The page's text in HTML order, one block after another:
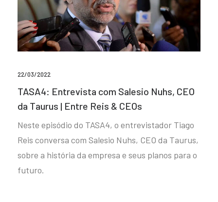
22/03/2022
TASA4: Entrevista com Salesio Nuhs, CEO
da Taurus | Entre Reis & CEOs
Neste episódio do TASA4, o entrevistador Tiago
Reis conversa com Salesio Nuhs, CEO da Taurus,
sobre a história da empresa e seus planos para o
futuro.